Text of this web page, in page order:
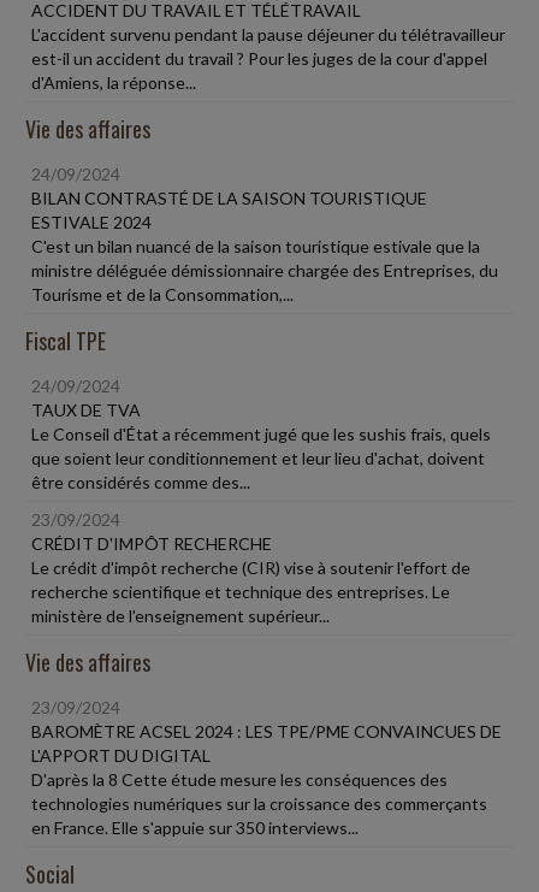
ACCIDENT DU TRAVAIL ET TÉLÉTRAVAIL
L'accident survenu pendant la pause déjeuner du télétravailleur
est-il un accident du travail ? Pour les juges de la cour d'appel
d'Amiens, la réponse...
Vie des affaires
24/09/2024
BILAN CONTRASTÉ DE LA SAISON TOURISTIQUE
ESTIVALE 2024
C'est un bilan nuancé de la saison touristique estivale que la
ministre déléguée démissionnaire chargée des Entreprises, du
Tourisme et de la Consommation,...
Fiscal TPE
24/09/2024
TAUX DE TVA
Le Conseil d'État a récemment jugé que les sushis frais, quels
que soient leur conditionnement et leur lieu d'achat, doivent
être considérés comme des...
23/09/2024
CRÉDIT D'IMPÔT RECHERCHE
Le crédit d'impôt recherche (CIR) vise à soutenir l'effort de
recherche scientifique et technique des entreprises. Le
ministère de l'enseignement supérieur...
Vie des affaires
23/09/2024
BAROMÈTRE ACSEL 2024 : LES TPE/PME CONVAINCUES DE
L'APPORT DU DIGITAL
D'après la 8 Cette étude mesure les conséquences des
technologies numériques sur la croissance des commerçants
en France. Elle s'appuie sur 350 interviews...
Social